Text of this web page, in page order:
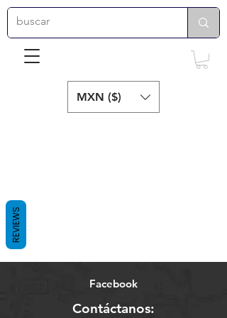
MXN ($)
Facebook
Contáctanos:
REVIEWS